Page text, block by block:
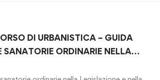
DI URBANISTICA – GUIDA
SANATORIE ORDINARIE NELLA
NELLA PRASSI DOPO IL DL